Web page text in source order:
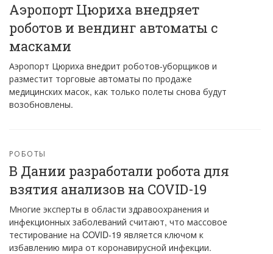
Аэропорт Цюриха внедряет
роботов и вендинг автоматы с
масками
Аэропорт Цюриха внедрит роботов-уборщиков и
разместит торговые автоматы по продаже
медицинских масок, как только полеты снова будут
возобновлены.
РОБОТЫ
В Дании разработали робота для
взятия анализов на COVID-19
Многие эксперты в области здравоохранения и
инфекционных заболеваний считают, что массовое
тестирование на COVID-19 является ключом к
избавлению мира от коронавирусной инфекции.